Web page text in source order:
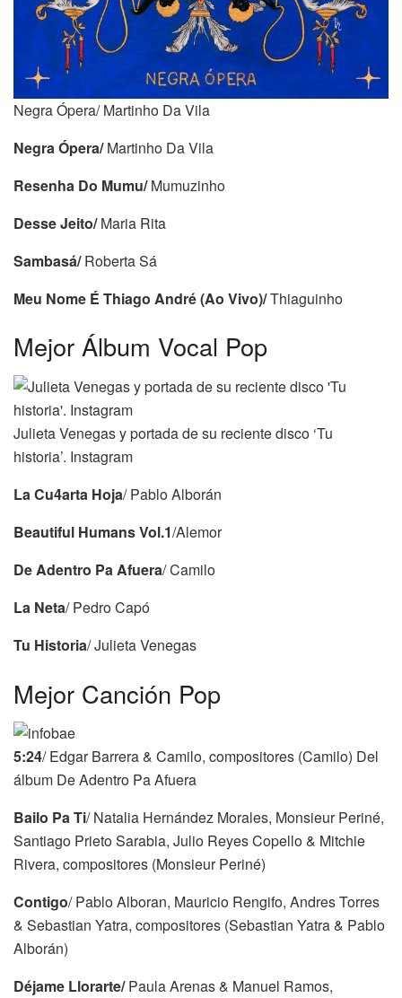
Negra Ópera/ Martinho Da Vila
Negra Ópera/Martinho Da Vila
Resenha Do Mumu/Mumuzinho
Desse Jeito/Maria Rita
Sambasá/Roberta Sá
Meu Nome É Thiago André (Ao Vivo)/Thiaguinho
Mejor Álbum Vocal Pop
Julieta Venegas y portada de su reciente disco ‘Tu
historia’. Instagram
La Cu4arta Hoja/ Pablo Alborán
Beautiful Humans Vol.1/Alemor
De Adentro Pa Afuera/ Camilo
La Neta/ Pedro Capó
Tu Historia/ Julieta Venegas
Mejor Canción Pop
5:24/ Edgar Barrera & Camilo, compositores (Camilo) Del
álbum De Adentro Pa Afuera
Bailo Pa Ti/ Natalia Hernández Morales, Monsieur Periné,
Santiago Prieto Sarabia, Julio Reyes Copello & Mitchie
Rivera, compositores (Monsieur Periné)
Contigo/ Pablo Alboran, Mauricio Rengifo, Andres Torres
& Sebastian Yatra, compositores (Sebastian Yatra & Pablo
Alborán)
Déjame Llorarte/Paula Arenas & Manuel Ramos,